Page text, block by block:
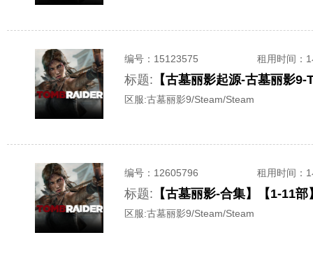
编号： 15123575 租用时间 ：
标题: 【古墓丽影起源-古墓丽影
区服:古墓丽影9/Steam/Steam
编号： 12605796 租用时间 ：
标题: 【古墓丽影-合集】【1-11
区服:古墓丽影9/Steam/Steam